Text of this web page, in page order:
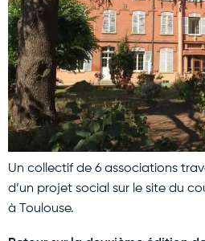
Un collectif de 6 associations
d’un projet social sur le site du
à Toulouse.